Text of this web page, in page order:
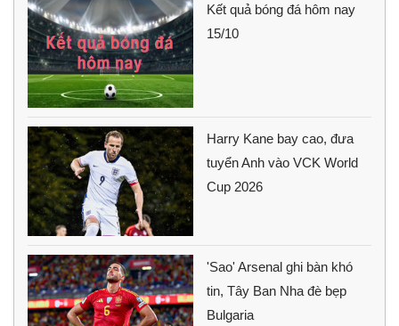
Kết quả bóng đá hôm nay
15/10
Harry Kane bay cao, đưa
tuyển Anh vào VCK World
Cup 2026
'Sao' Arsenal ghi bàn khó
tin, Tây Ban Nha đè bẹp
Bulgaria